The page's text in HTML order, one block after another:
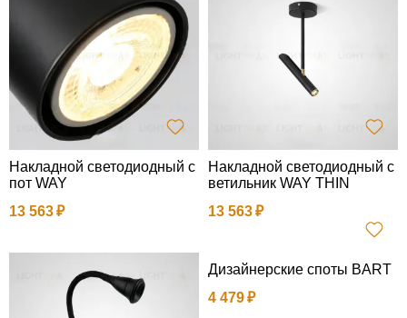
Накладной светодиодный с
пот WAY
13 563
Накладной светодиодный с
ветильник WAY THIN
13 563
Дизайнерские споты BART
4 479